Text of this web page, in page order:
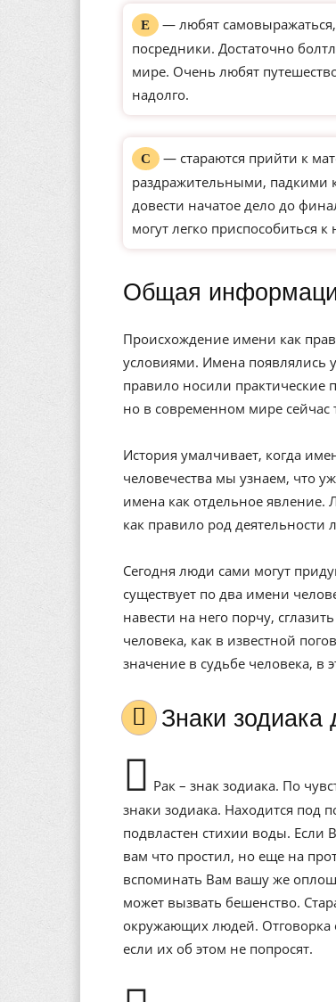
Е
— любят
посредники. Достаточно
мире. Очень любят
надолго.
С
— стараются прийти к
раздражительными, падкими
довести начатое дело до
могут легко приспособиться
Общая
Происхождение имени как
условиями. Имена появлялись
правило носили
но в современном мире сейчас
История умалчивает, когда
человечества мы узнаем, что
имена как отдельное
как правило род
Сегодня люди сами могут
существует по два имени
навести на него порчу,
человека, как в известной
значение в судьбе человека, в
Знаки
Рак – знак зодиака. По
знаки зодиака. Находится под
подвластен стихии воды. Если
вам что простил, но еще на
вспоминать Вам вашу же
может вызвать бешенство.
окружающих людей. Отговорка
если их об этом не попросят.